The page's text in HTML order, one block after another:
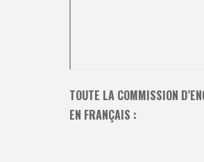
TOUTE LA COMMISSION
EN FRANÇAIS :